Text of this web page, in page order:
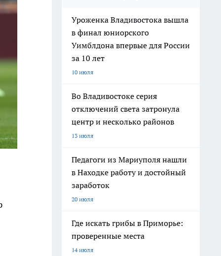
Уроженка Владивостока вышла
в финал юниорского
Уимблдона впервые для России
за 10 лет
10 июля
Во Владивостоке серия
отключений света затронула
центр и несколько районов
13 июля
Педагоги из Мариуполя нашли
в Находке работу и достойный
заработок
20 июля
Где искать грибы в Приморье:
проверенные места
14 июля